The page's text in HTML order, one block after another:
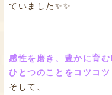
ていました✨✨
感性を磨き、豊かに育む
ひとつのことをコツコ
そして、